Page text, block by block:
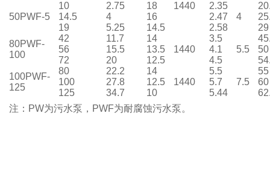
50PWF-5
10 2.75 18 1440
2.35
4
14.5
4 16 2.47
19
5.25 14.5 2.58
29
80PWF-
100
42 11.7
14
1440
3.5
5.5
56
15.5 13.5 4.1
50
72
20 12.5 4.5
100PWF-
125
80 22.2
14
1440
5.5
7.5
55
100
27.8 12.5 5.7
60
125
34.7 10 5.44
注： PW为污水泵， PWF为耐腐蚀污水泵。